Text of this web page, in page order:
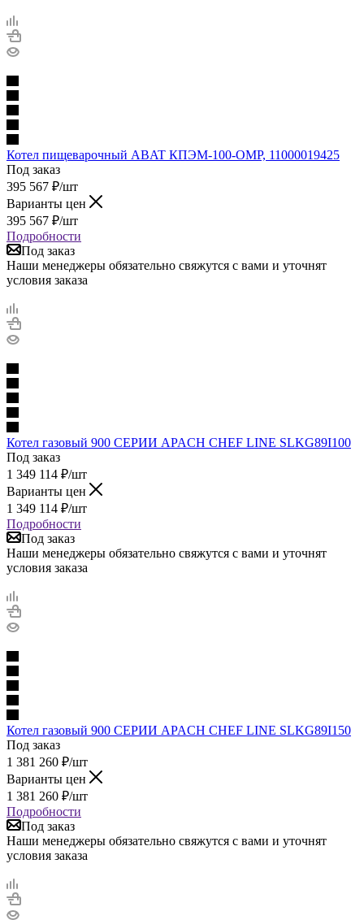
Котел пищеварочный ABAT КПЭМ-100-ОМР, 11000019425
Под заказ
395 567 ₽/шт
Варианты цен
395 567 ₽/шт
Подробности
Под заказ
Наши менеджеры обязательно свяжутся с вами и уточнят
условия заказа
Котел газовый 900 СЕРИИ APACH CHEF LINE SLKG89I100
Под заказ
1 349 114 ₽/шт
Варианты цен
1 349 114 ₽/шт
Подробности
Под заказ
Наши менеджеры обязательно свяжутся с вами и уточнят
условия заказа
Котел газовый 900 СЕРИИ APACH CHEF LINE SLKG89I150
Под заказ
1 381 260 ₽/шт
Варианты цен
1 381 260 ₽/шт
Подробности
Под заказ
Наши менеджеры обязательно свяжутся с вами и уточнят
условия заказа